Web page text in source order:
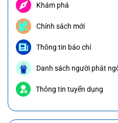
Khám phá
Chính sách mới
Thông tin báo chí
Danh sách người phát
Thông tin tuyển dụng